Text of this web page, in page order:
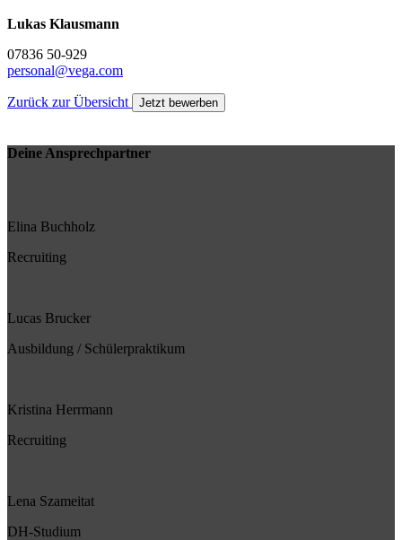
Lukas Klausmann
07836 50-929
personal@vega.com
Zurück zur Übersicht Jetzt bewerben
Deine Ansprechpartner
Elina Buchholz
Recruiting
Lucas Brucker
Ausbildung / Schülerpraktikum
Kristina Herrmann
Recruiting
Lena Szameitat
DH-Studium